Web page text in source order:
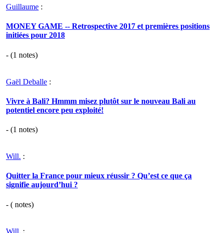
Guillaume :
MONEY GAME -- Retrospective 2017 et premières positions
initiées pour 2018
- (1 notes)
Gaël Deballe :
Vivre à Bali? Hmmm misez plutôt sur le nouveau Bali au
potentiel encore peu exploité!
- (1 notes)
Will. :
Quitter la France pour mieux réussir ? Qu’est ce que ça
signifie aujourd’hui ?
- ( notes)
Will. :